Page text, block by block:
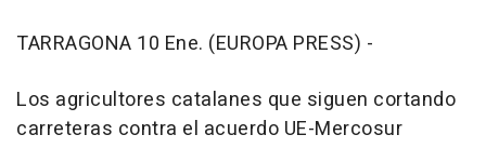
TARRAGONA 10 Ene. (EUROPA PRESS) -
Los agricultores catalanes que siguen cortando
carreteras contra el acuerdo UE-Mercosur